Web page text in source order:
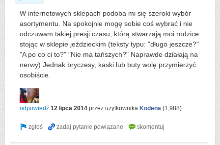
W internetowych sklepach podoba mi się szeroki wybór
asortymentu. Na spokojnie mogę sobie coś wybrać i nie
odczuwam takiej presji czasu, którą stwarzają moi rodzice
stojąc w sklepie jeździeckim (teksty typu: "długo jeszcze?"
"A po co ci to?" "Nie ma tańszych?" Naprawde działają na
nerwy) Jednak bryczesy, kaski lub buty wolę przymierzyć
osobiście.
odpowiedź 12 lipca 2014 przez użytkownika Kodena (1,988)